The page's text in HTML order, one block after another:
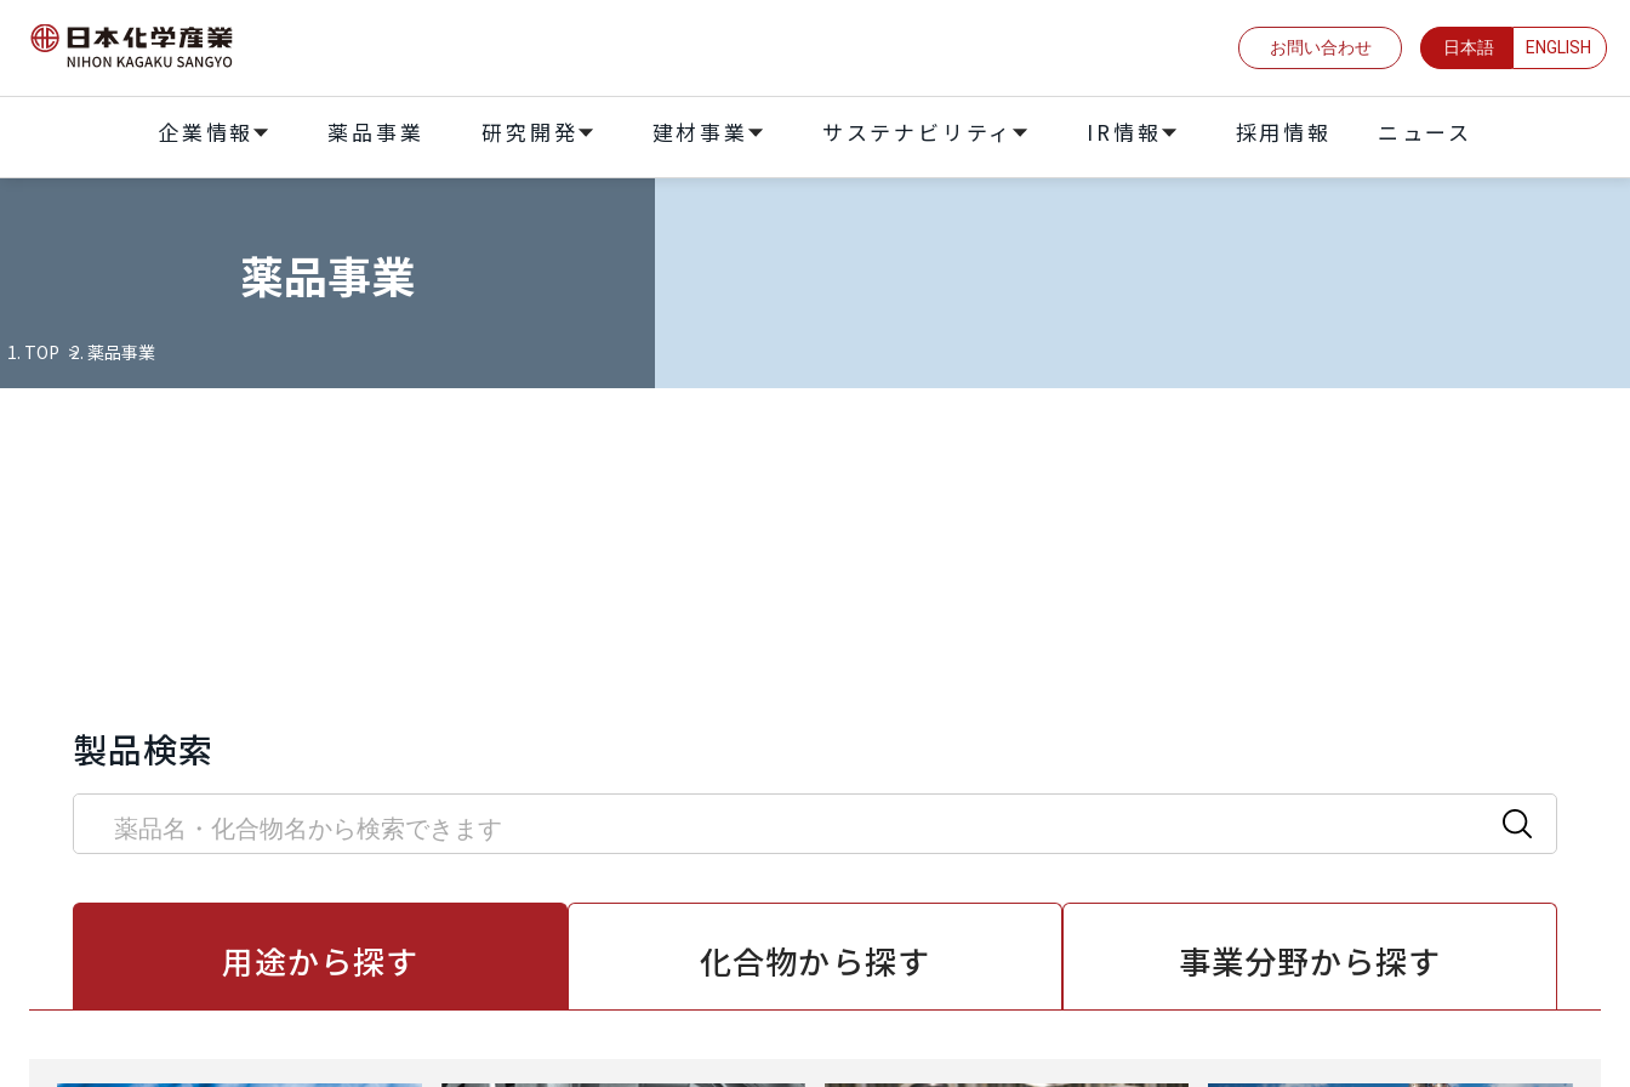
お問い合わせ 日本語 ENGLISH
企業情報 薬品事業 研究開発 建材事業 サステナビリティ IR情報 採⽤情報 ニュース
薬品事業
TOP 薬品事業
製品検索
用途から探す 化合物から探す 事業分野から探す